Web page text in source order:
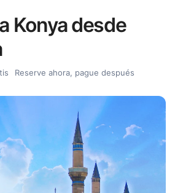
Konya desde
Reserve ahora, pague después